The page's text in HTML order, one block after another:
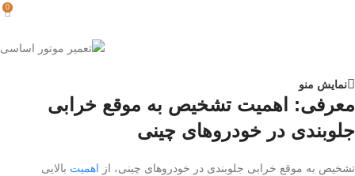
0
نمایش منو
معرفی: اهمیت تشخیص به موقع خرابی
جلوبندی در خودروهای چینی
تشخیص به موقع خرابی جلوبندی در خودروهای چینی، از اهمیت بالایی